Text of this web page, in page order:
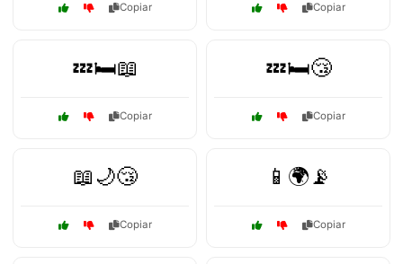
Copiar Copiar
💤🛏️📖
Copiar
💤🛏️😴
Copiar
📖🌙😴
Copiar
📱🌍📡
Copiar